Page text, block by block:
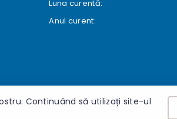
Luna curentă:
Anul curent:
Continuând să utilizați site-ul